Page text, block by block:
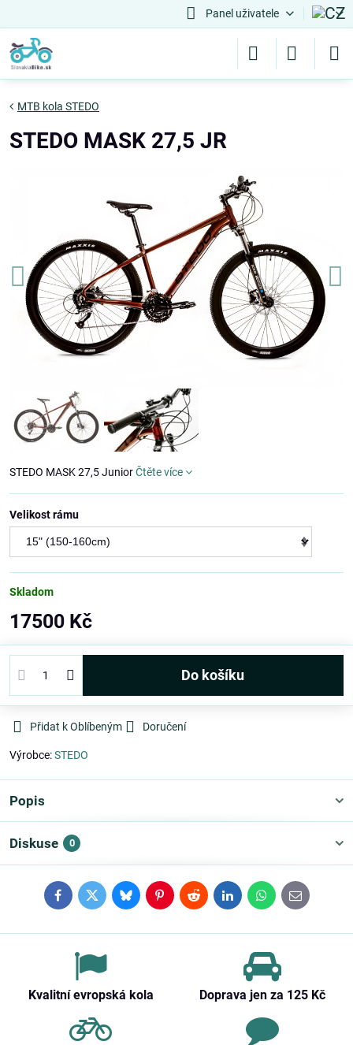
Panel uživatele
MTB kola STEDO
STEDO MASK 27,5 JR
STEDO MASK 27,5 JuniorČtěte více
Velikost rámu
Skladom
17500 Kč
Do košíku
Přidat k Oblíbeným Doručení
Výrobce:STEDO
Popis
Diskuse 0
FacebookTwitterBlueskyPinterestRedditLinkedInWhatsApp
E-
mail
Kvalitní evropská kola Doprava jen za 125 Kč